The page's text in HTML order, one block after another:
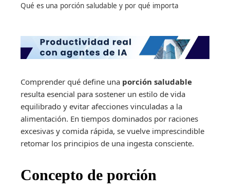
Qué es una porción saludable y por qué importa
Comprender qué define una porción saludable
resulta esencial para sostener un estilo de vida
equilibrado y evitar afecciones vinculadas a la
alimentación. En tiempos dominados por raciones
excesivas y comida rápida, se vuelve imprescindible
retomar los principios de una ingesta consciente.
Concepto de porción